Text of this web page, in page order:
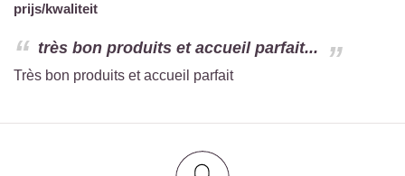
prijs/kwaliteit
très bon produits et accueil parfait...
Très bon produits et accueil parfait